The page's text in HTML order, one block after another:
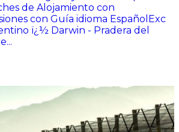
de Alojamiento con
con Guía idioma EspañolExc
ï¿½ Darwin - Pradera del